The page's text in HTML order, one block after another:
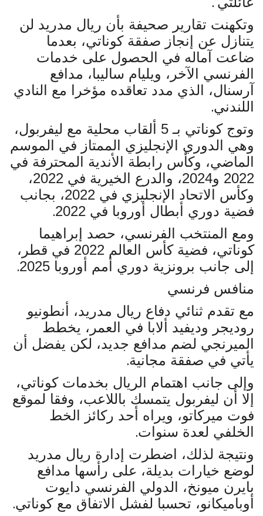
وتكهنت تقارير صحيفة بأن ريال مدريد لن
يتنازل عن إنجاز صفقة كوناتي، بعدما
ضاعت آماله في الحصول على خدمات
الفرنسي الآخر، ويليام ساليبا، مدافع
آرسنال، الذي مدد تعاقده مؤخرا مع النادي
اللندني.
وتوج كوناتي بـ 5 ألقاب محلية مع ليفربول،
وهي الدوري الإنجليزي الممتاز في الموسم
الماضي، وكأس رابطة الأندية المحترفة في
2022 و2024، والدرع الخيرية في 2022،
وكأس الاتحاد الإنجليزي في 2022، بجانب
فضية دوري أبطال أوروبا في 2022
.
ومع المنتخب الفرنسي، حصد إبراهيما
كوناتي، فضية كأس العالم 2022 في قطر،
إلى جانب برونزية دوري أمم أوروبا 2025
.
منافس فرنسي
مع تقدم ثنائي دفاع ريال مدريد، أنطونيو
روديجر وديفيد ألابا في العمر، يخطط
الميرنجي لضم مدافع جديد، لكن يفضل أن
يأتي في صفقة مجانية.
وإلى جانب اهتمام الريال بخدمات كوناتي،
إلا أن ليفربول يتمسك باللاعب، وفقا لموقع
فوت ميركاتو، ويراه أحد ركائز الخط
الخلفي لعدة سنوات.
ونتيجة لذلك، اضطرت إدارة ريال مدريد
لوضع خيارات بديلة، على رأسها مدافع
بايرن ميونخ، الدولي الفرنسي دايوت
أوباميكانو، تحسبا لفشل الاتفاق مع كوناتي.